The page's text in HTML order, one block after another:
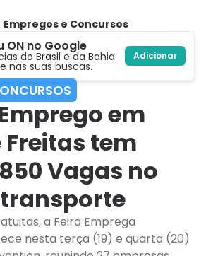
Empregos e Concursos
ON no Google
do Brasil e da Bahia
nas suas buscas.
Adicionar
em
Freitas tem
Vagas no
a Feira Emprega
nesta terça (19) e quarta (20)